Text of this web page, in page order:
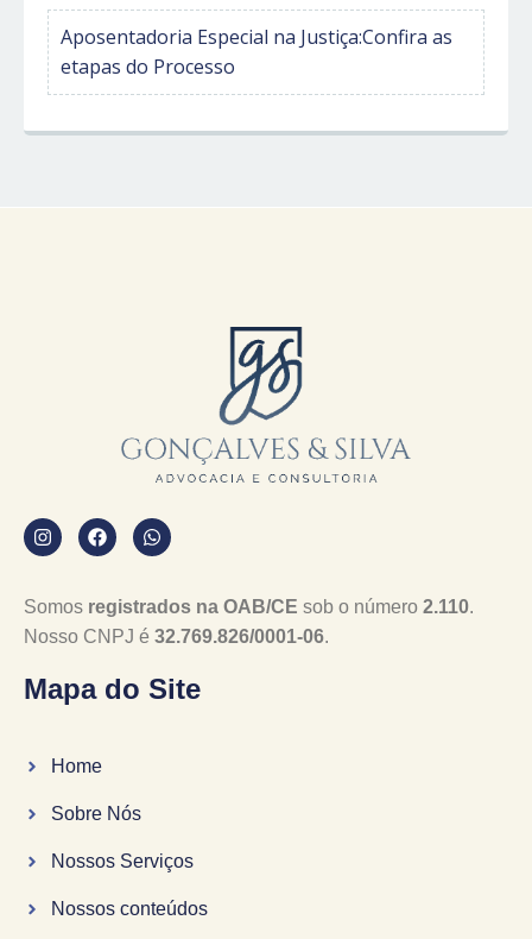
Aposentadoria Especial na Justiça:Confira as
etapas do Processo
Somos registrados na OAB/CE sob o número 2.110.
Nosso CNPJ é 32.769.826/0001-06.
Mapa do Site
Home
Sobre Nós
Nossos Serviços
Nossos conteúdos